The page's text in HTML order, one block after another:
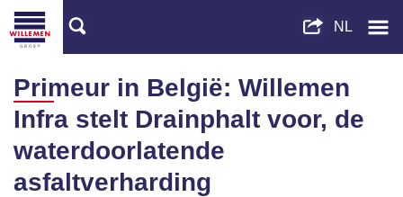
Primeur in België: Willemen
Infra stelt Drainphalt voor, de
waterdoorlatende
asfaltverharding